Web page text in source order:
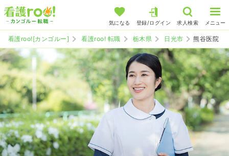
気になる 登録/ログイン 求人検索 メニュー
看護roo![カンゴルー] 看護roo! 転職 栃木県 日光市 熊谷医院